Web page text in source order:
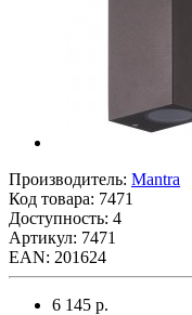
Производитель: Mantra
Код товара: 7471
Доступность: 4
Артикул: 7471
EAN: 201624
6 145 р.